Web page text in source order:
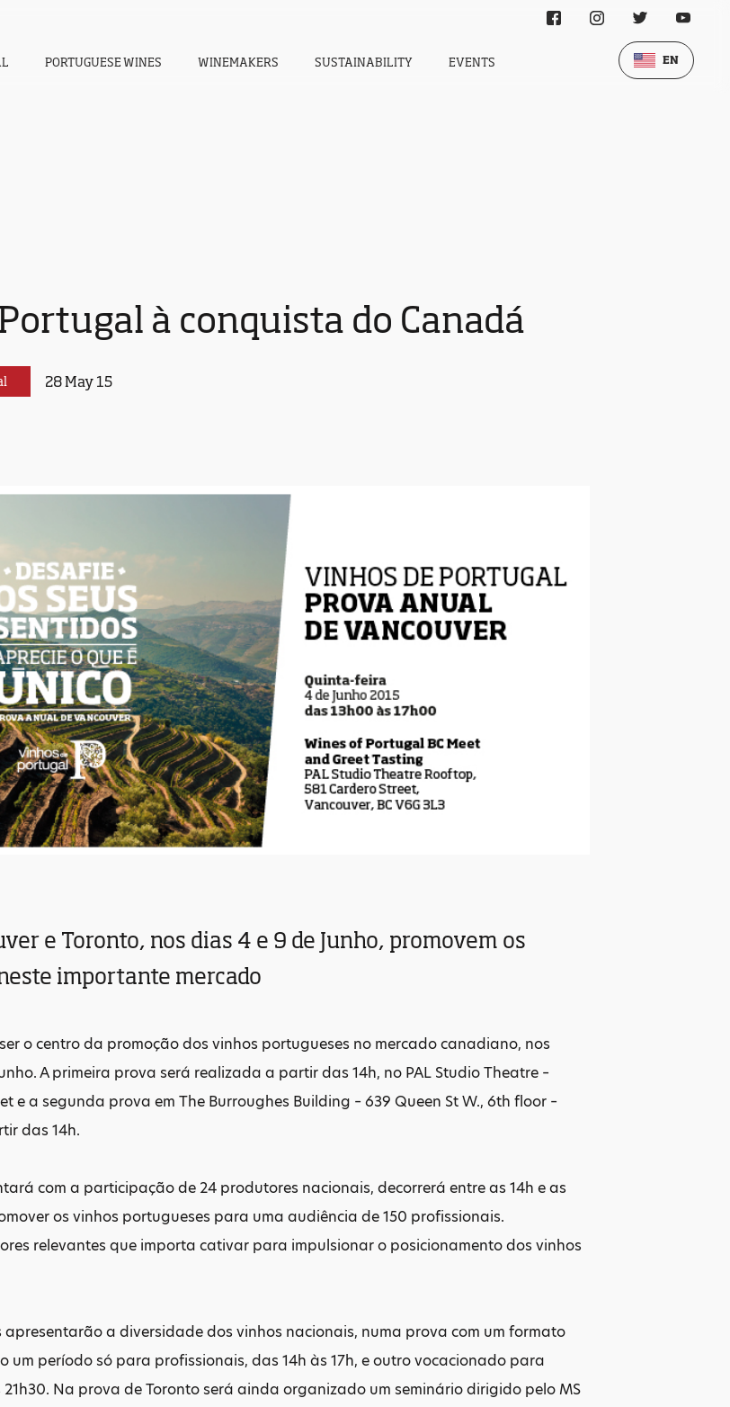
à conquista do Canadá
28 May 15
e Toronto, nos dias 4 e 9 de Junho, promovem os
importante mercado
o centro da promoção dos vinhos portugueses no mercado canadiano, nos
A primeira prova será realizada a partir das 14h, no PAL Studio Theatre –
e a segunda prova em The Burroughes Building – 639 Queen St W., 6th floor –
das 14h.
com a participação de 24 produtores nacionais, decorrerá entre as 14h e as
os vinhos portugueses para uma audiência de 150 profissionais.
relevantes que importa cativar para impulsionar o posicionamento dos vinhos
apresentarão a diversidade dos vinhos nacionais, numa prova com um formato
um período só para profissionais, das 14h às 17h, e outro vocacionado para
21h30. Na prova de Toronto será ainda organizado um seminário dirigido pelo MS
PORTUGUESE WINES WINEMAKERS SUSTAINABILITY EVENTS EN